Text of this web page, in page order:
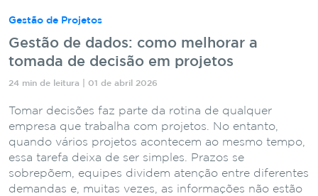
Gestão de Projetos
Gestão de dados: como melhorar a
tomada de decisão em projetos
24 min de leitura | 01 de abril 2026
Tomar decisões faz parte da rotina de qualquer
empresa que trabalha com projetos. No entanto,
quando vários projetos acontecem ao mesmo tempo,
essa tarefa deixa de ser simples. Prazos se
sobrepõem, equipes dividem atenção entre diferentes
demandas e, muitas vezes, as informações não estão